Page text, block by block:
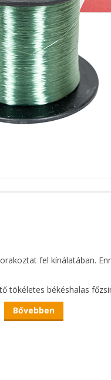
fel kínálatában.
tökéletes békéshalas
főzsinór.
általa.
erős zsinór kell, ami
Bővebben